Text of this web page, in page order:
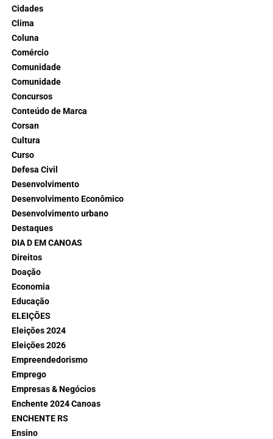
Cidades
Clima
Coluna
Comércio
Comunidade
Comunidade
Concursos
Conteúdo de Marca
Corsan
Cultura
Curso
Defesa Civil
Desenvolvimento
Desenvolvimento Econômico
Desenvolvimento urbano
Destaques
DIA D EM CANOAS
Direitos
Doação
Economia
Educação
ELEIÇÕES
Eleições 2024
Eleições 2026
Empreendedorismo
Emprego
Empresas & Negócios
Enchente 2024 Canoas
ENCHENTE RS
Ensino